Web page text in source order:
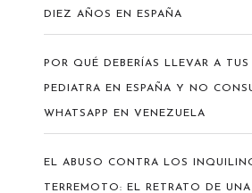
DIEZ AÑOS EN ESPAÑA
POR QUÉ DEBERÍAS LLEVAR A
PEDIATRA EN ESPAÑA Y NO
WHATSAPP EN VENEZUELA
EL ABUSO CONTRA LOS
TERREMOTO: EL RETRATO DE